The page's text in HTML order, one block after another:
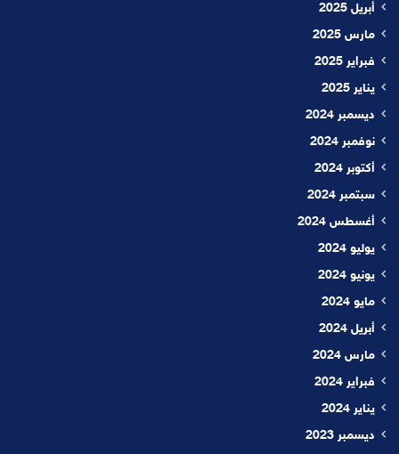
أبريل 2025
مارس 2025
فبراير 2025
يناير 2025
ديسمبر 2024
نوفمبر 2024
أكتوبر 2024
سبتمبر 2024
أغسطس 2024
يوليو 2024
يونيو 2024
مايو 2024
أبريل 2024
مارس 2024
فبراير 2024
يناير 2024
ديسمبر 2023